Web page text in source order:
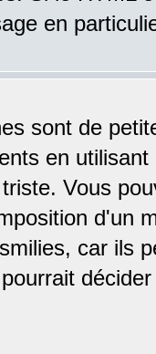
en
sont de
en
Vous
d'un
car ils